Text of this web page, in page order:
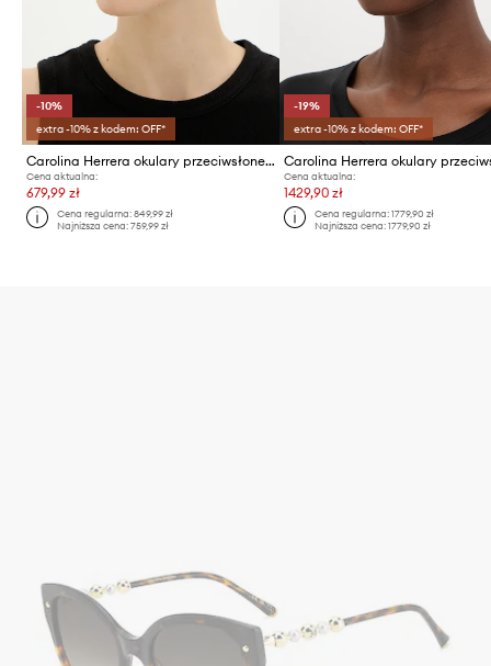
-10%
extra -10% z kodem: OFF*
Carolina Herrera okulary przeciwsłoneczne
Cena aktualna:
679,99 zł
Cena regularna:849,99 zł
Najniższa cena:759,99 zł
-19%
extra -10% z kodem: OFF*
Cena aktualna:
1429,90 zł
Cena regularna: 1779,90 zł
Najniższa cena: 1779,90 zł